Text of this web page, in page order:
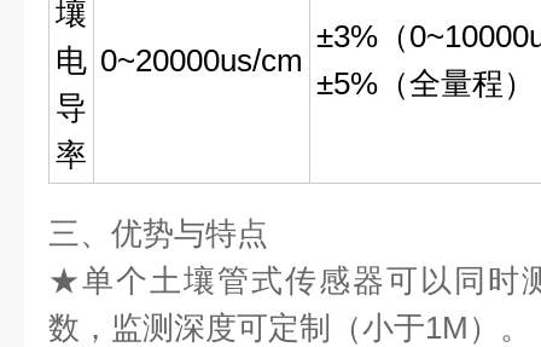
壤
电
导
率
0~20000us/cm
±3%（
±5%（全量程）
三、优势与特点
★单个土壤管式传感器可以同时
数，监测深度可定制（小于1M）。